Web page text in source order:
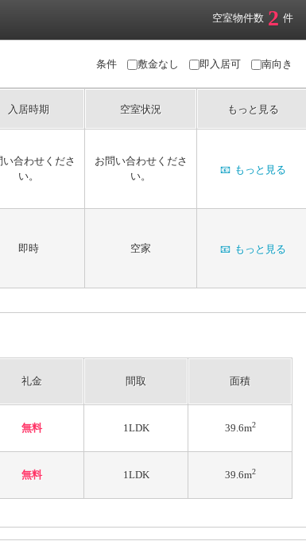
空室物件数 2 件
条件 敷金なし 即入居可 南向き
入居時期 空室状況 もっと見る
い合わせくださ
い。
お問い合わせくださ
い。
📧 もっと見る
即時 空家 📧 もっと見る
礼金 間取 面積
無料 1LDK 39.6m2
無料 1LDK 39.6m2